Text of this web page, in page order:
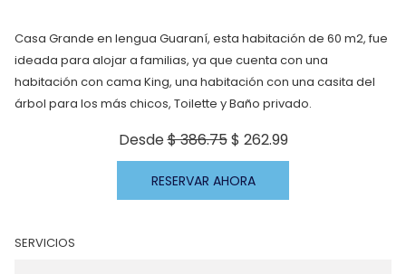
Casa Grande en lengua Guaraní, esta habitación de 60 m2, fue
ideada para alojar a familias, ya que cuenta con una
habitación con cama King, una habitación con una casita del
árbol para los más chicos, Toilette y Baño privado.
Desde$ 386.75$ 262.99
RESERVAR AHORA
SERVICIOS